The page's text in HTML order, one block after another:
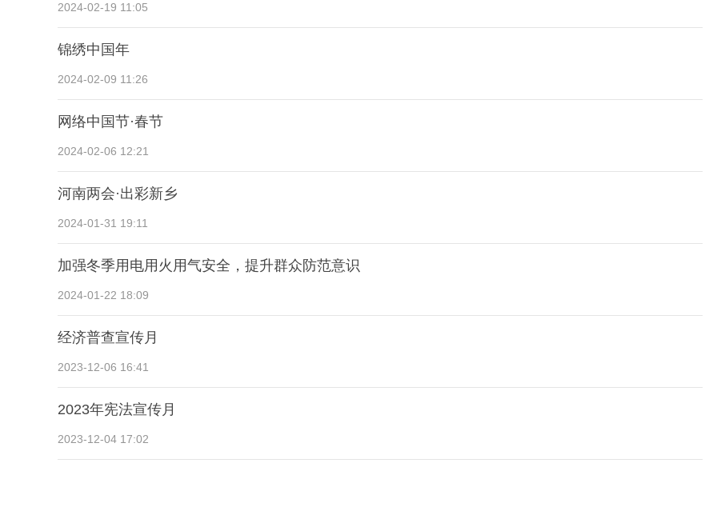
2024-02-19 11:05
锦绣中国年
2024-02-09 11:26
网络中国节·春节
2024-02-06 12:21
河南两会·出彩新乡
2024-01-31 19:11
加强冬季用电用火用气安全，提升群众防范意识
2024-01-22 18:09
经济普查宣传月
2023-12-06 16:41
2023年宪法宣传月
2023-12-04 17:02